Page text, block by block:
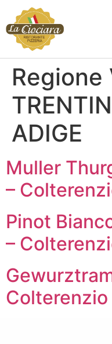
Regione
ADIGE
Muller
–
Pinot
–
Colterenzio